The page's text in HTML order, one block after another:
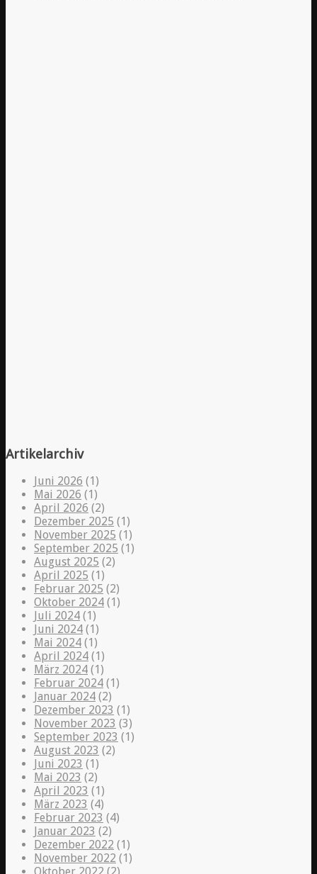
Artikelarchiv
Juni 2026 (1)
Mai 2026 (1)
April 2026 (2)
Dezember 2025 (1)
November 2025 (1)
September 2025 (1)
August 2025 (2)
April 2025 (1)
Februar 2025 (2)
Oktober 2024 (1)
Juli 2024 (1)
Juni 2024 (1)
Mai 2024 (1)
April 2024 (1)
März 2024 (1)
Februar 2024 (1)
Januar 2024 (2)
Dezember 2023 (1)
November 2023 (3)
September 2023 (1)
August 2023 (2)
Juni 2023 (1)
Mai 2023 (2)
April 2023 (1)
März 2023 (4)
Februar 2023 (4)
Januar 2023 (2)
Dezember 2022 (1)
November 2022 (1)